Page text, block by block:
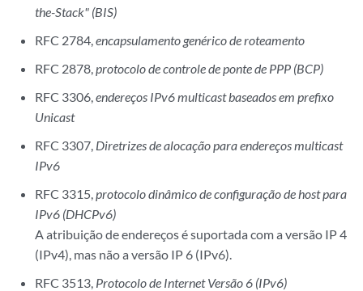
the-Stack" (BIS)
RFC 2784,encapsulamento genérico de roteamento
RFC 2878,protocolo de controle de ponte de PPP (BCP)
RFC 3306,endereços IPv6 multicast baseados em prefixo
Unicast
RFC 3307, Diretrizes de alocação para endereços multicast
IPv6
RFC 3315,protocolo dinâmico de configuração de host para
IPv6 (DHCPv6)
A atribuição de endereços é suportada com a versão IP 4
(IPv4), mas não a versão IP 6 (IPv6).
RFC 3513, Protocolo de Internet Versão 6 (IPv6)